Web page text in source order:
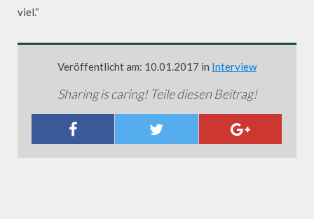
viel.“
Veröffentlicht am: 10.01.2017 in Interview
Sharing is caring! Teile diesen Beitrag!